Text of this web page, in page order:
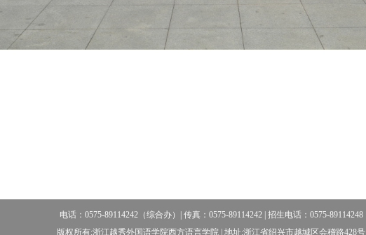
电话：0575-89114242（综合办）| 传真：0575-89114242 | 招生电话：0575-89114248
版权所有:浙江越秀外国语学院西方语言学院 | 地址:浙江省绍兴市越城区会稽路428号